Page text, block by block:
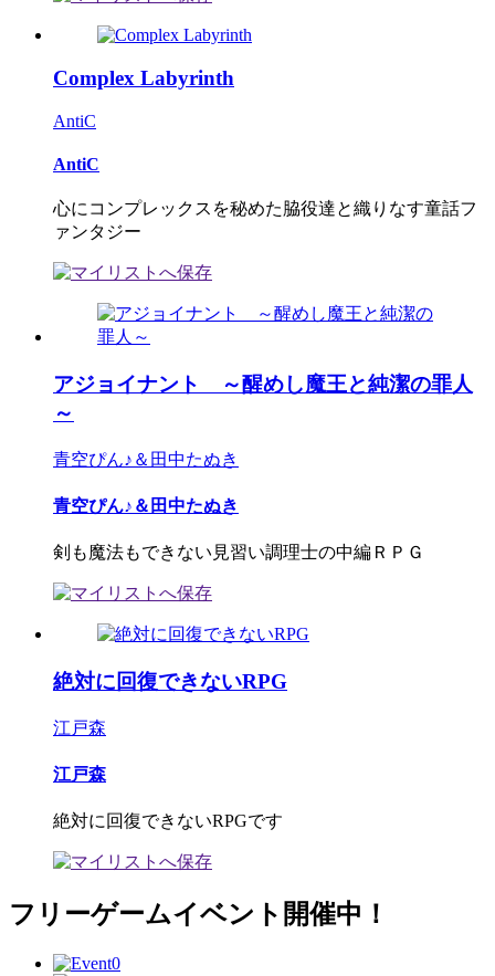
Complex Labyrinth
AntiC
AntiC
心にコンプレックスを秘めた脇役達と織りなす童話フ
ァンタジー
アジョイナント ～醒めし魔王と純潔の罪人
～
青空ぴん♪＆田中たぬき
青空ぴん♪＆田中たぬき
剣も魔法もできない見習い調理士の中編ＲＰＧ
絶対に回復できないRPG
江戸森
江戸森
絶対に回復できないRPGです
フリーゲームイベント開催中！